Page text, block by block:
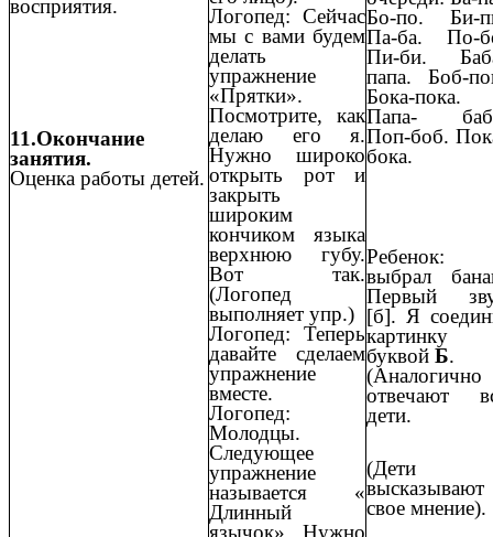
восприятия.
11.Окончание
занятия.
Оценка работы детей.
Логопед: Сейчас
мы с вами будем
делать
упражнение
«Прятки».
Посмотрите, как
делаю его я.
Нужно широко
открыть рот и
закрыть
широким
кончиком языка
верхнюю губу.
Вот так.
(Логопед
выполняет упр.)
Логопед: Теперь
давайте сделаем
упражнение
вместе.
Логопед:
Молодцы.
Следующее
упражнение
называется «
Длинный
язычок». Нужно
Бо-по. Би-
Па-ба. По-
Пи-би.
папа. Боб-
Бока-пока.
Папа-
Поп-боб.
бока.
Ребенок:
выбрал
Первый
[б]. Я
картинку
буквой Б.
(Аналогично
отвечают
дети.
(Дети
высказывают
свое мнение).